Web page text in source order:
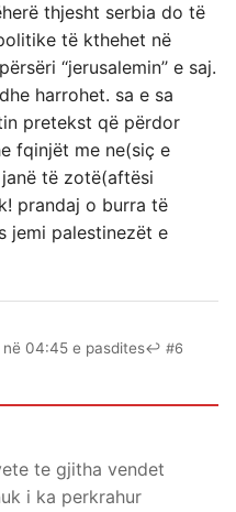
thjesht serbia do të
të kthehet në
‘‘jerusalemin’’ e saj.
harrohet. sa e sa
pretekst që përdor
fqinjët me ne(siç e
të zotë(aftësi
prandaj o burra të
jemi palestinezët e
në 04:45 e pasdites↩ #6
te gjitha vendet
i ka perkrahur